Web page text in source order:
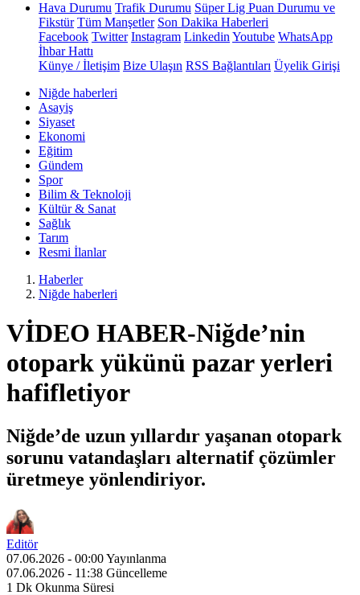
Hava Durumu Trafik Durumu Süper Lig Puan Durumu ve
Fikstür Tüm Manşetler Son Dakika Haberleri
Facebook Twitter Instagram Linkedin Youtube WhatsApp
İhbar Hattı
Künye / İletişim Bize Ulaşın RSS Bağlantıları Üyelik Girişi
Niğde haberleri
Asayiş
Siyaset
Ekonomi
Eğitim
Gündem
Spor
Bilim & Teknoloji
Kültür & Sanat
Sağlık
Tarım
Resmi İlanlar
Haberler
Niğde haberleri
VİDEO HABER-Niğde’nin
otopark yükünü pazar yerleri
hafifletiyor
Niğde’de uzun yıllardır yaşanan otopark
sorunu vatandaşları alternatif çözümler
üretmeye yönlendiriyor.
Editör
07.06.2026 - 00:00Yayınlanma
07.06.2026 - 11:38 Güncelleme
1 Dk Okunma Süresi